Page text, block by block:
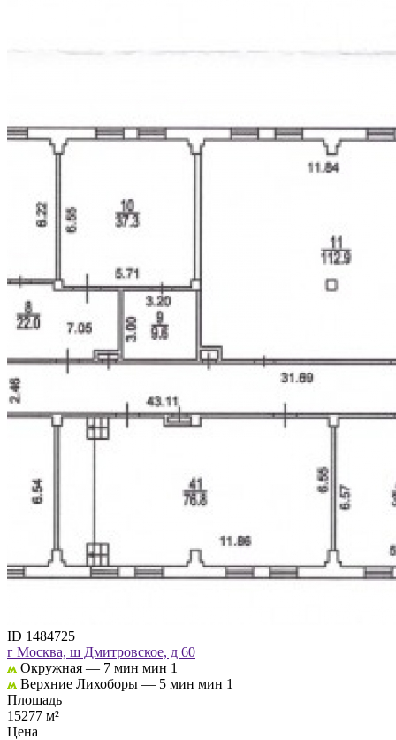
ID 1484725
г Москва, ш Дмитровское, д 60
Окружная — 7 мин мин 1
Верхние Лихоборы — 5 мин мин 1
Площадь
15277 м²
Цена